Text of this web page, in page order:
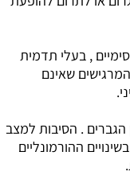
, בעלי תדמית
שאינם
הגברים . הסיבות למצב
ההורמונליים